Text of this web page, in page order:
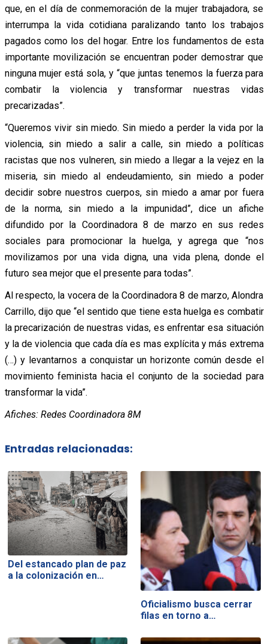
que, en el día de conmemoración de la mujer trabajadora, se
interrumpa la vida cotidiana paralizando tanto los trabajos
pagados como los del hogar. Entre los fundamentos de esta
importante movilización se encuentran poder demostrar que
ninguna mujer está sola, y “que juntas tenemos la fuerza para
combatir la violencia y transformar nuestras vidas
precarizadas”.
“Queremos vivir sin miedo. Sin miedo a perder la vida por la
violencia, sin miedo a salir a calle, sin miedo a políticas
racistas que nos vulneren, sin miedo a llegar a la vejez en la
miseria, sin miedo al endeudamiento, sin miedo a poder
decidir sobre nuestros cuerpos, sin miedo a amar por fuera
de la norma, sin miedo a la impunidad”, dice un afiche
difundido por la Coordinadora 8 de marzo en sus redes
sociales para promocionar la huelga, y agrega que “nos
movilizamos por una vida digna, una vida plena, donde el
futuro sea mejor que el presente para todas”.
Al respecto, la vocera de la Coordinadora 8 de marzo, Alondra
Carrillo, dijo que “el sentido que tiene esta huelga es combatir
la precarización de nuestras vidas, es enfrentar esa situación
y la de violencia que cada día es mas explícita y más extrema
(…) y levantarnos a conquistar un horizonte común desde el
movimiento feminista hacia el conjunto de la sociedad para
transformar la vida”.
Afiches: Redes Coordinadora 8M
Entradas relacionadas:
Del estancado plan de paz
a la colonización en…
Oficialismo busca cerrar
filas en torno a…